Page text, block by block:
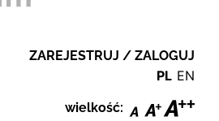
ZAREJESTRUJ / ZALOGUJ
PL EN
wielkość: